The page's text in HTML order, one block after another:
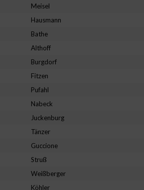
Meisel
Hausmann
Bathe
Althoff
Burgdorf
Fitzen
Pufahl
Nabeck
Juckenburg
Tänzer
Guccione
Struß
Weißberger
Köhler